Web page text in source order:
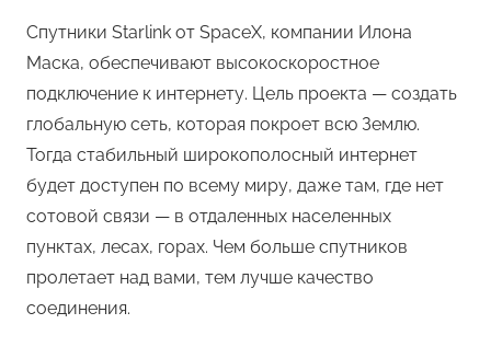
Спутники Starlink от SpaceX, компании Илона
Маска, обеспечивают высокоскоростное
подключение к интернету. Цель проекта — создать
глобальную сеть, которая покроет всю Землю.
Тогда стабильный широкополосный интернет
будет доступен по всему миру, даже там, где нет
сотовой связи — в отдаленных населенных
пунктах, лесах, горах. Чем больше спутников
пролетает над вами, тем лучше качество
соединения.